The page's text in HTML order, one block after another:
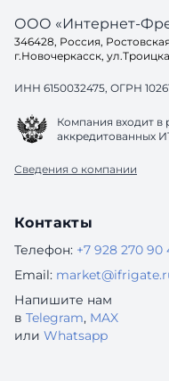
ООО «Интернет-
346428, Россия,
г.Новочеркасск,
ИНН 6150032475, ОГРН
Компания входит в
аккредитованных
Сведения о компании
Контакты
Телефон: +7 928 270 90
Email:
Напишите нам
в Telegram, MAX
или Whatsapp